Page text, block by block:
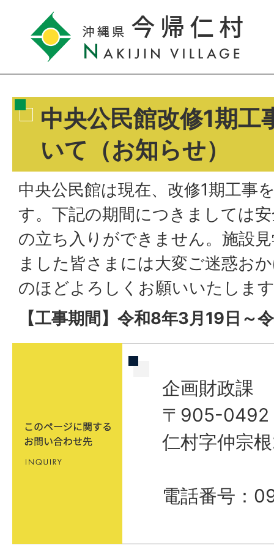
中央公民館改修1期工
いて（お知らせ）
中央公民館は現在、改修1期工事
す。下記の期間につきましては
の立ち入りができません。施設
ました皆さまには大変ご迷惑お
のほどよろしくお願いいたしま
【工事期間】令和8年3月19日～
企画財政課
〒905-0492
仁村字仲宗
電話番号：